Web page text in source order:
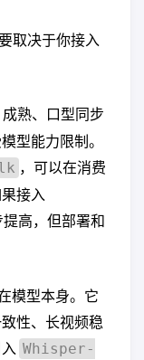
取决于你接入
熟、口型同步
型能力限制。
，可以在消费
接入
高，但部署和
模型本身。它
性、长视频稳
Whisper-